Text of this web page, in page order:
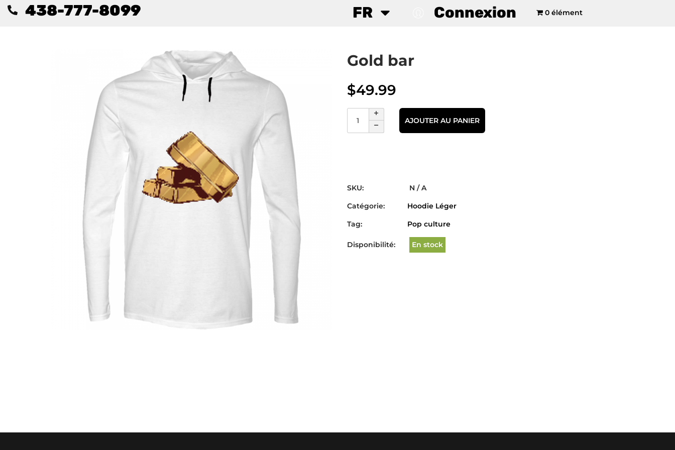
438-777-8099 FR Connexion 0 élément
Gold bar
$49.99
AJOUTER AU PANIER
SKU:
N / A
Catégorie:
Hoodie Léger
Tag:
Pop culture
Disponibilité: En stock